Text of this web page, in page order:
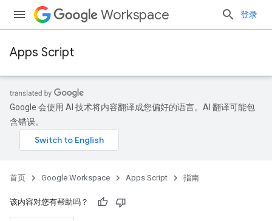
Workspace 登录
Apps Script
Google 会使用 AI 技术将内容翻译成您偏好的语言。AI 翻译可能包
含错误。
首页 Google Workspace Apps Script 指南
该内容对您有帮助吗？